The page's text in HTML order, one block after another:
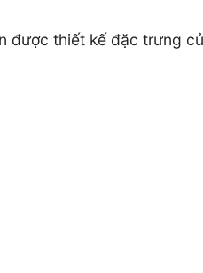
được thiết kế đặc trưng